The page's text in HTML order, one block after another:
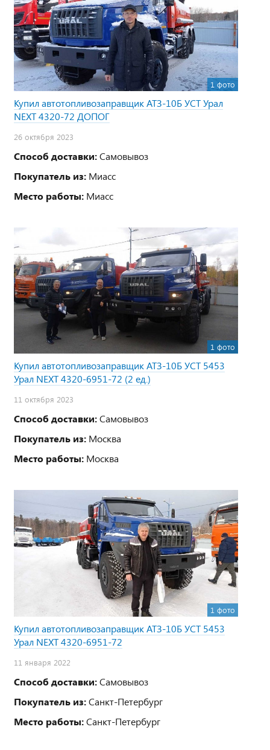
1 фото
Купил автотопливозаправщик АТЗ-10Б УСТ Урал
NEXT 4320-72 ДОПОГ
26 октября 2023
Способ доставки:Самовывоз
Покупатель из: Миасс
Место работы: Миасс
1 фото
Купил автотопливозаправщик АТЗ-10Б УСТ 5453
Урал NEXT 4320-6951-72 (2 ед.)
11 октября 2023
Способ доставки:Самовывоз
Покупатель из: Москва
Место работы: Москва
1 фото
Купил автотопливозаправщик АТЗ-10Б УСТ 5453
Урал NEXT 4320-6951-72
11 января 2022
Способ доставки:Самовывоз
Покупатель из:Санкт-Петербург
Место работы:Санкт-Петербург